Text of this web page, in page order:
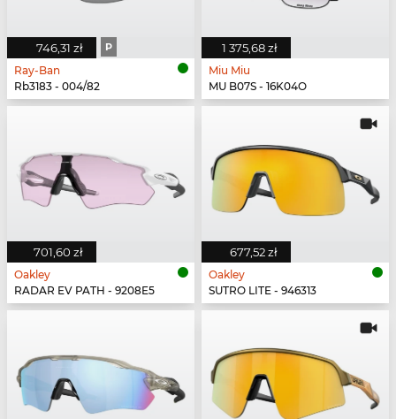
746,31 zł P
Ray-Ban
Rb3183 - 004/82
1 375,68 zł
Miu Miu
MU B07S - 16K04O
701,60 zł
Oakley
RADAR EV PATH - 9208E5
677,52 zł
Oakley
SUTRO LITE - 946313